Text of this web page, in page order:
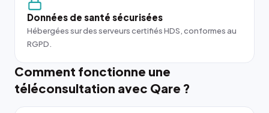
Données de santé sécurisées
Hébergées sur des serveurs certifiés HDS, conformes au
RGPD.
Comment fonctionne une
téléconsultation avec Qare ?